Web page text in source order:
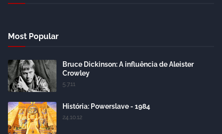
Most Popular
Bruce Dickinson: A influência de Aleister
Crowley
5.7.11
História: Powerslave - 1984
24.10.12